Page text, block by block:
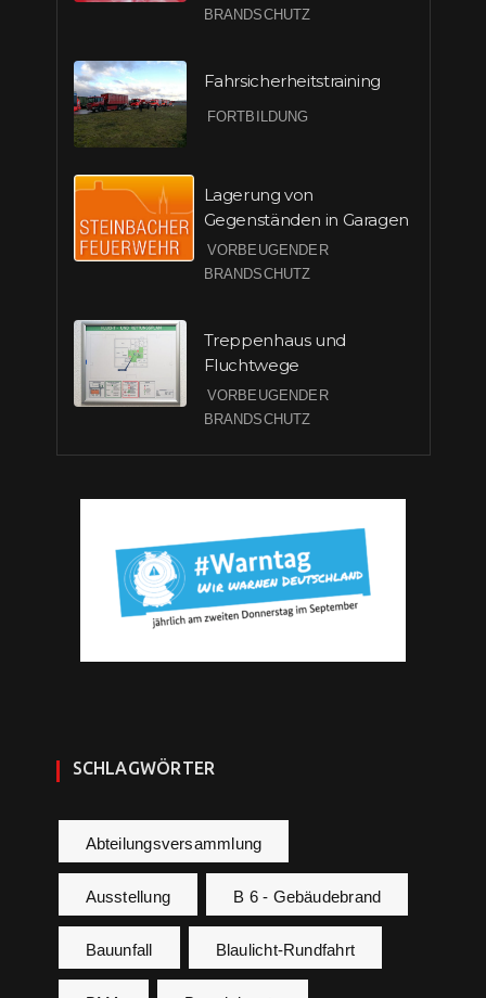
BRANDSCHUTZ
Fahrsicherheitstraining
FORTBILDUNG
Lagerung von
Gegenständen in Garagen
VORBEUGENDER
BRANDSCHUTZ
Treppenhaus und
Fluchtwege
VORBEUGENDER
BRANDSCHUTZ
SCHLAGWÖRTER
Abteilungsversammlung
Ausstellung B 6 - Gebäudebrand
Bauunfall Blaulicht-Rundfahrt